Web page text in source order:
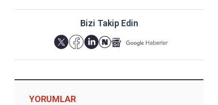
Bizi Takip Edin
YORUMLAR